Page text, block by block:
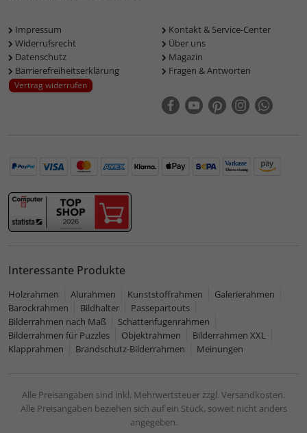
Impressum
Widerrufsrecht
Datenschutz
Barrierefreiheitserklärung
Vertrag widerrufen
Kontakt & Service-Center
Über uns
Magazin
Fragen & Antworten
Interessante Produkte
Holzrahmen Alurahmen Kunststoffrahmen
Galerierahmen
Barockrahmen
Bildhalter
Passepartouts
Bilderrahmen nach Maß
Schattenfugenrahmen
Bilderrahmen für Puzzles
Objektrahmen
Bilderrahmen XXL
Klapprahmen
Brandschutz-Bilderrahmen Meinungen
Alle Preisangaben sind inkl. Mehrwertsteuer zzgl. Versandkosten.
Alle Preisangaben beziehen sich auf ein Stück, soweit nicht anders
angegeben.